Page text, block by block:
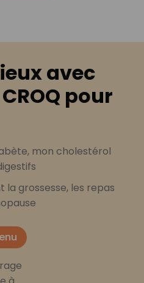
avec
pour
mon cholestérol
la grossesse, les repas